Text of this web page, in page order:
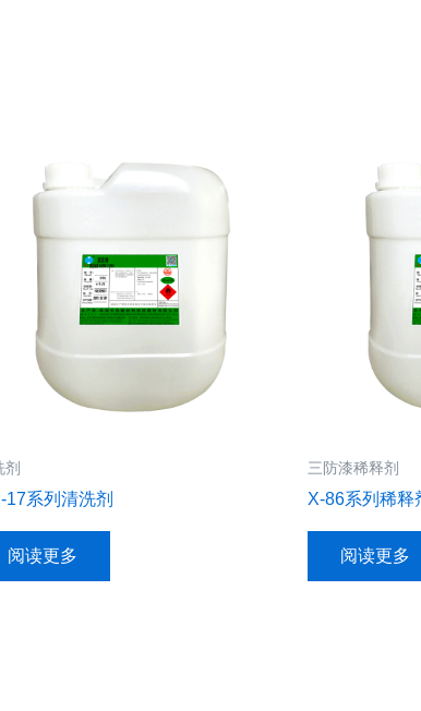
剂
17系列清洗剂
阅读更多
三防漆稀释剂
X-86系列稀释
阅读更多